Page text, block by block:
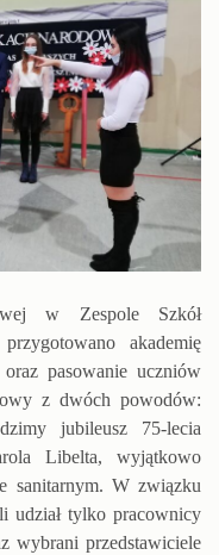
w Zespole Szkół
akademię
pasowanie uczniów
z dwóch powodów:
jubileusz 75-lecia
Libelta, wyjątkowo
sanitarnym. W związku
udział tylko pracownicy
wybrani przedstawiciele